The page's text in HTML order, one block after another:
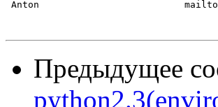
Anton
Предыдущее